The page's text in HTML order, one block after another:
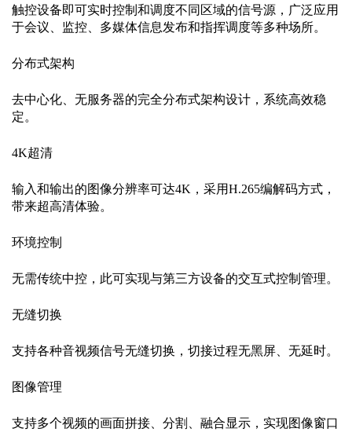
触控设备即可实时控制和调度不同区域的信号源，广泛应用
于会议、监控、多媒体信息发布和指挥调度等多种场所。
分布式架构
去中心化、无服务器的完全分布式架构设计，系统高效稳
定。
4K超清
输入和输出的图像分辨率可达4K，采用H.265编解码方式，
带来超高清体验。
环境控制
无需传统中控，此可实现与第三方设备的交互式控制管理。
无缝切换
支持各种音视频信号无缝切换，切接过程无黑屏、无延时。
图像管理
支持多个视频的画面拼接、分割、融合显示，实现图像窗口